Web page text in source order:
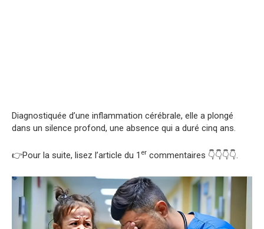
Diagnostiquée d’une inflammation cérébrale, elle a plongé
dans un silence profond, une absence qui a duré cinq ans.
👉Pour la suite, lisez l’article du 1 er commentaires 👇👇👇👇.